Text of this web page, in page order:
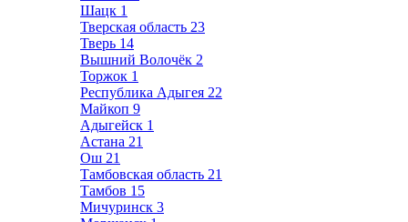
Шацк 1
Тверская область 23
Тверь 14
Вышний Волочёк 2
Торжок 1
Республика Адыгея 22
Майкоп 9
Адыгейск 1
Астана 21
Ош 21
Тамбовская область 21
Тамбов 15
Мичуринск 3